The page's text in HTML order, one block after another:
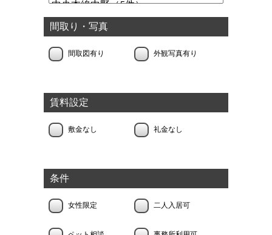
間取り・写真
間取図有り 外観写真有り
賃料設定
敷金なし 礼金なし
条件
女性限定 二人入居可